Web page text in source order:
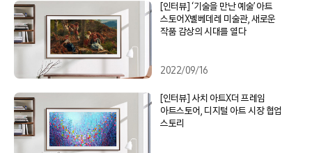
[인터뷰] ‘기술을 만난 예술’ 아트
스토어X벨베데레 미술관, 새로운
작품 감상의 시대를 열다
2022/09/16
[인터뷰] 사치 아트X더 프레임
아트스토어, 디지털 아트 시장 협업
스토리